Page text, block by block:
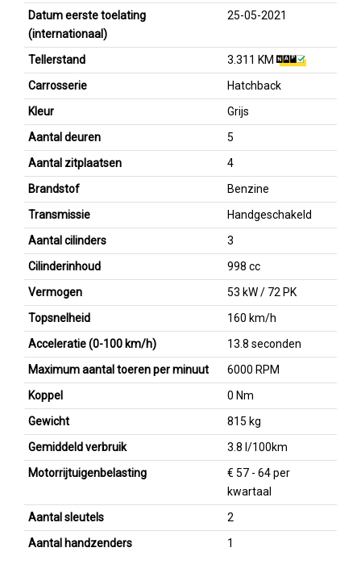
Datum eerste toelating
(internationaal)
25-05-2021
Tellerstand
3.311 KM
Carrosserie
Hatchback
Kleur
Grijs
Aantal deuren
5
Aantal zitplaatsen
4
Brandstof
Benzine
Transmissie
Handgeschakeld
Aantal cilinders
3
Cilinderinhoud
998 cc
Vermogen
53 kW / 72 PK
Topsnelheid
160 km/h
Acceleratie (0-100 km/h)
13.8 seconden
Maximum aantal toeren per minuut
6000 RPM
Koppel
0 Nm
Gewicht
815 kg
Gemiddeld verbruik
3.8 l/100km
Motorrijtuigenbelasting
€ 57 - 64 per
kwartaal
Aantal sleutels
2
Aantal handzenders
1